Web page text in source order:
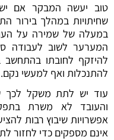
טוב יעשה המבקר אם
שחיתויות במהלך בירור
במעלה של שמירה על
המערער לשוב לעבודה
להיזקף לחובתו בהתחשב
להתנכלות ואף למעשי נקם.
עוד יש לתת משקל לכך
והעובד לא משרת
אפשרויות שיבוץ רבות
אינם מספקים כדי לחזור